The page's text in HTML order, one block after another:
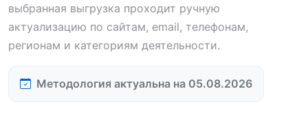
выбранная выгрузка проходит ручную
актуализацию по сайтам, email, телефонам,
регионам и категориям деятельности.
Методология актуальна на 05.08.2026